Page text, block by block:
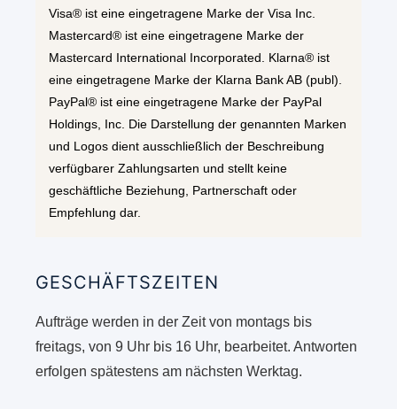
Visa® ist eine eingetragene Marke der Visa Inc.
Mastercard® ist eine eingetragene Marke der
Mastercard International Incorporated. Klarna® ist
eine eingetragene Marke der Klarna Bank AB (publ).
PayPal® ist eine eingetragene Marke der PayPal
Holdings, Inc. Die Darstellung der genannten Marken
und Logos dient ausschließlich der Beschreibung
verfügbarer Zahlungsarten und stellt keine
geschäftliche Beziehung, Partnerschaft oder
Empfehlung dar.
GESCHÄFTSZEITEN
Aufträge werden in der Zeit von montags bis
freitags, von 9 Uhr bis 16 Uhr, bearbeitet. Antworten
erfolgen spätestens am nächsten Werktag.